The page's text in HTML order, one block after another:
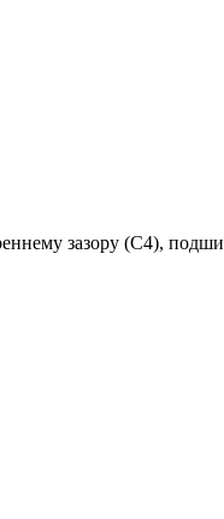
зазору (C4),